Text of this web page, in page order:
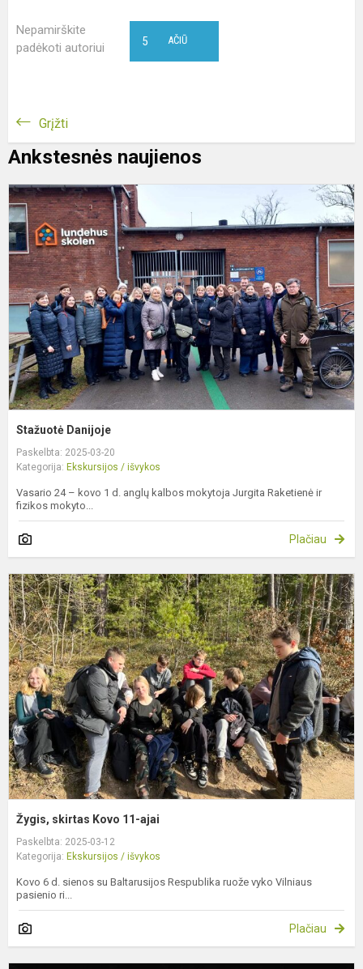
Nepamirškite
padėkoti autoriui
AČIŪ
5
Grįžti
Ankstesnės naujienos
Stažuotė Danijoje
Paskelbta: 2025-03-20
Kategorija: Ekskursijos / išvykos
Vasario 24 – kovo 1 d. anglų kalbos mokytoja Jurgita Raketienė ir
fizikos mokyto...
Plačiau
Žygis, skirtas Kovo 11-ajai
Paskelbta: 2025-03-12
Kategorija: Ekskursijos / išvykos
Kovo 6 d. sienos su Baltarusijos Respublika ruože vyko Vilniaus
pasienio ri...
Plačiau